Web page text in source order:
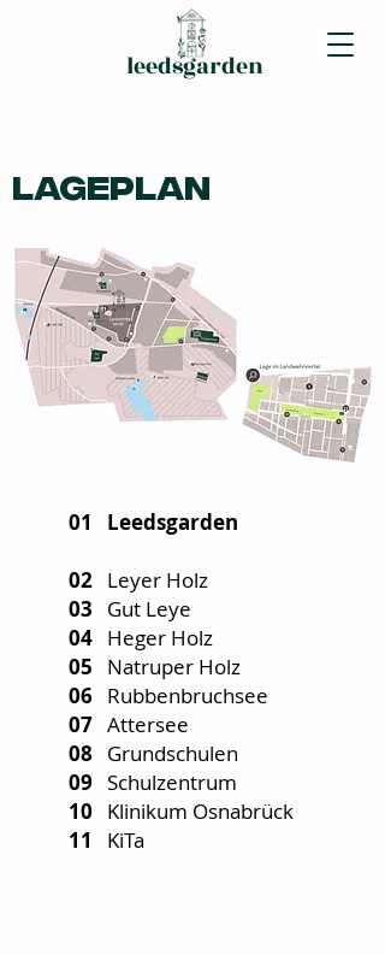
leedsgarden
Lageplan
01
02
03
04
05
06
07 08
08
09
10
11
01
11
01 Leedsgarden
02 Leyer Holz
03 Gut Leye
04 Heger Holz
05 Natruper Holz
06 Rubbenbruchsee
07 Attersee
08 Grundschulen
09
Schulzentrum
10 Klinikum Osnabrück
11
KiTa